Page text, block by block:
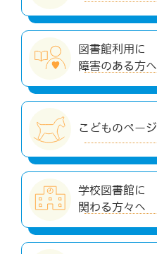
図書館利用に
障害のある方へ
こどものページ
学校図書館に
関わる方々へ